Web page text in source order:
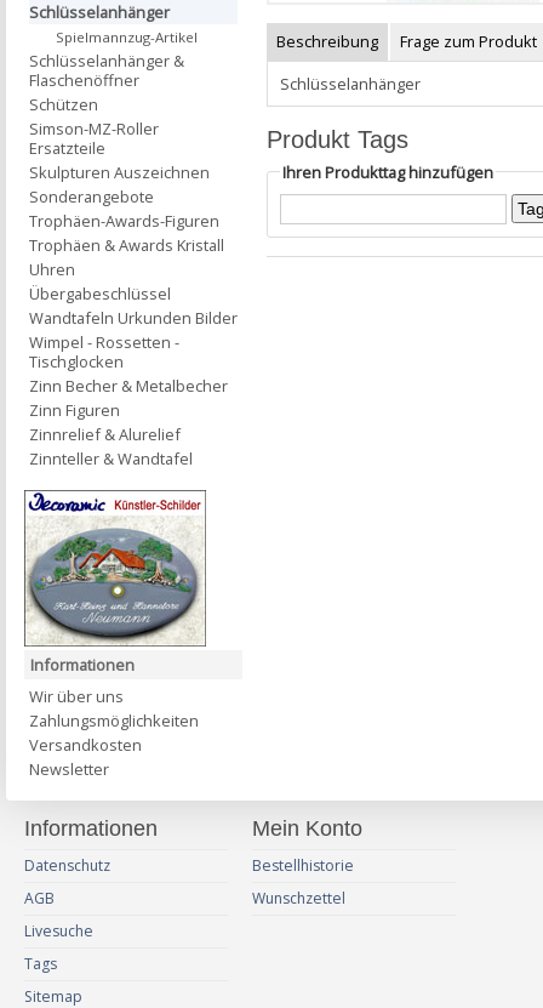
Beschreibung
Frage zum Produkt
Schlüsselanhänger
Produkt Tags
Ihren Produkttag hinzufügen
Schlüsselanhänger
Spielmannzug-Artikel
Schlüsselanhänger &
Flaschenöffner
Schützen
Simson-MZ-Roller
Ersatzteile
Skulpturen Auszeichnen
Sonderangebote
Trophäen-Awards-Figuren
Trophäen & Awards Kristall
Uhren
Übergabeschlüssel
Wandtafeln Urkunden Bilder
Wimpel - Rossetten -
Tischglocken
Zinn Becher & Metalbecher
Zinn Figuren
Zinnrelief & Alurelief
Zinnteller & Wandtafel
Informationen
Wir über uns
Zahlungsmöglichkeiten
Versandkosten
Newsletter
Informationen
Datenschutz
AGB
Livesuche
Tags
Sitemap
Mein Konto
Bestellhistorie
Wunschzettel